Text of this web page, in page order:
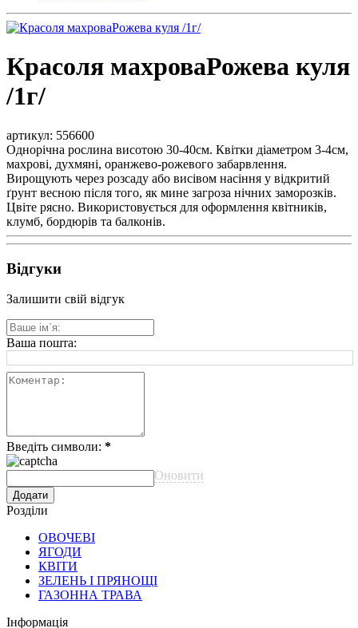
Красоля махроваРожева куля
/1г/
артикул: 556600
Однорічна рослина висотою 30-40см. Квітки діаметром 3-4см,
махрові, духмяні, оранжево-рожевого забарвлення.
Вирощують через розсаду або висівом насіння у відкритий
ґрунт весною після того, як мине загроза нічних заморозків.
Цвіте рясно. Використовується для оформлення квітників,
клумб, бордюрів та балконів.
Відгуки
Залишити свій відгук
Ваша пошта:
Введіть символи: *
Оновити
Розділи
ОВОЧЕВІ
ЯГОДИ
КВІТИ
ЗЕЛЕНЬ І ПРЯНОЩІ
ГАЗОННА ТРАВА
Інформація